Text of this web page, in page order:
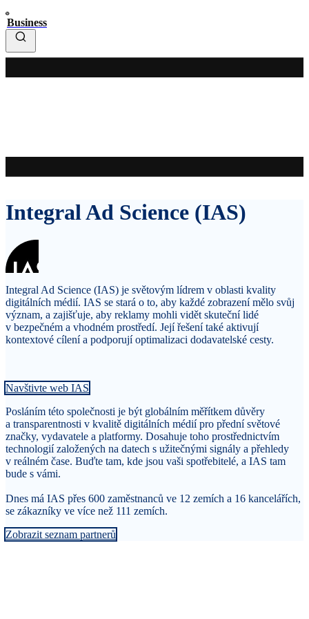
Business
Integral Ad Science (IAS)
Integral Ad Science (IAS) je světovým lídrem v oblasti kvality
digitálních médií. IAS se stará o to, aby každé zobrazení mělo svůj
význam, a zajišťuje, aby reklamy mohli vidět skuteční lidé
v bezpečném a vhodném prostředí. Její řešení také aktivují
kontextové cílení a podporují optimalizaci dodavatelské cesty.
Navštivte web IAS
Posláním této společnosti je být globálním měřítkem důvěry
a transparentnosti v kvalitě digitálních médií pro přední světové
značky, vydavatele a platformy. Dosahuje toho prostřednictvím
technologií založených na datech s užitečnými signály a přehledy
v reálném čase. Buďte tam, kde jsou vaši spotřebitelé, a IAS tam
bude s vámi.
Dnes má IAS přes 600 zaměstnanců ve 12 zemích a 16 kancelářích,
se zákazníky ve více než 111 zemích.
Zobrazit seznam partnerů